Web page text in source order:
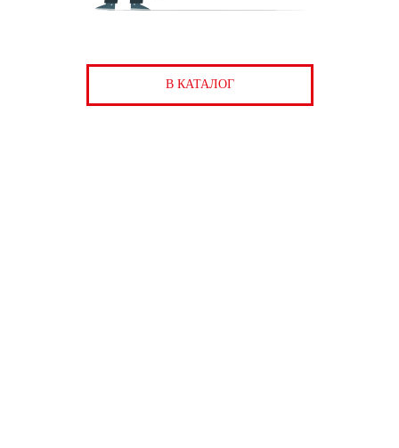
В КАТАЛОГ